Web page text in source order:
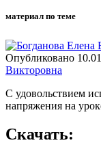
материал по теме
Опубликовано
Викторовна
С удовольствием
напряжения на
Скачать: